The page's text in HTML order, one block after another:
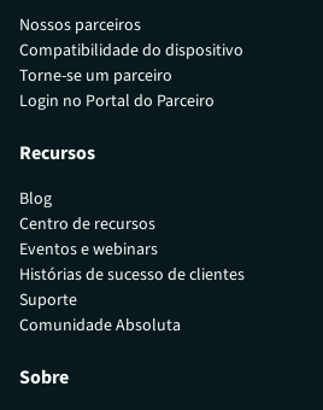
Nossos parceiros
Compatibilidade do dispositivo
Torne-se um parceiro
Login no Portal do Parceiro
Recursos
Blog
Centro de recursos
Eventos e webinars
Histórias de sucesso de clientes
Suporte
Comunidade Absoluta
Sobre